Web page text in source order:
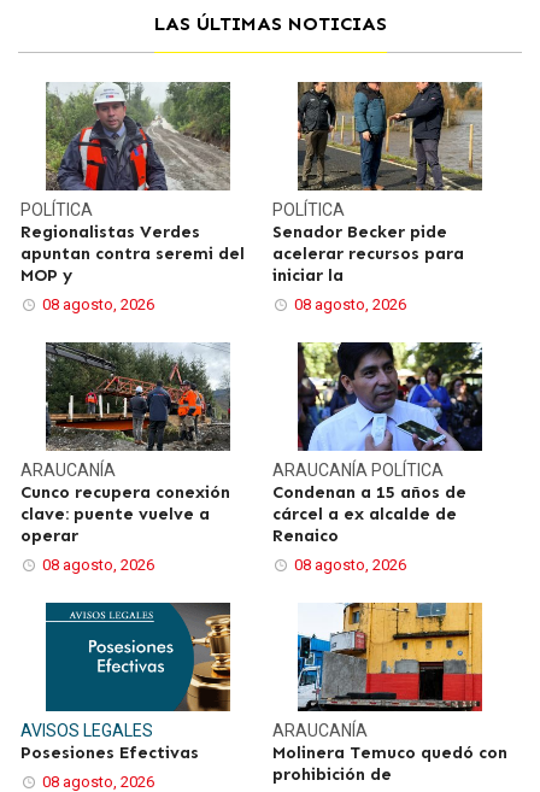
LAS ÚLTIMAS NOTICIAS
POLÍTICA
Regionalistas Verdes
apuntan contra seremi del
MOP y
08 agosto, 2026
POLÍTICA
Senador Becker pide
acelerar recursos para
iniciar la
08 agosto, 2026
ARAUCANÍA
Cunco recupera conexión
clave: puente vuelve a
operar
08 agosto, 2026
ARAUCANÍA POLÍTICA
Condenan a 15 años de
cárcel a ex alcalde de
Renaico
08 agosto, 2026
AVISOS LEGALES
Posesiones Efectivas
08 agosto, 2026
ARAUCANÍA
Molinera Temuco quedó con
prohibición de